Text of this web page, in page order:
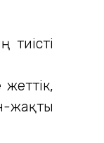
тиісті
жақты